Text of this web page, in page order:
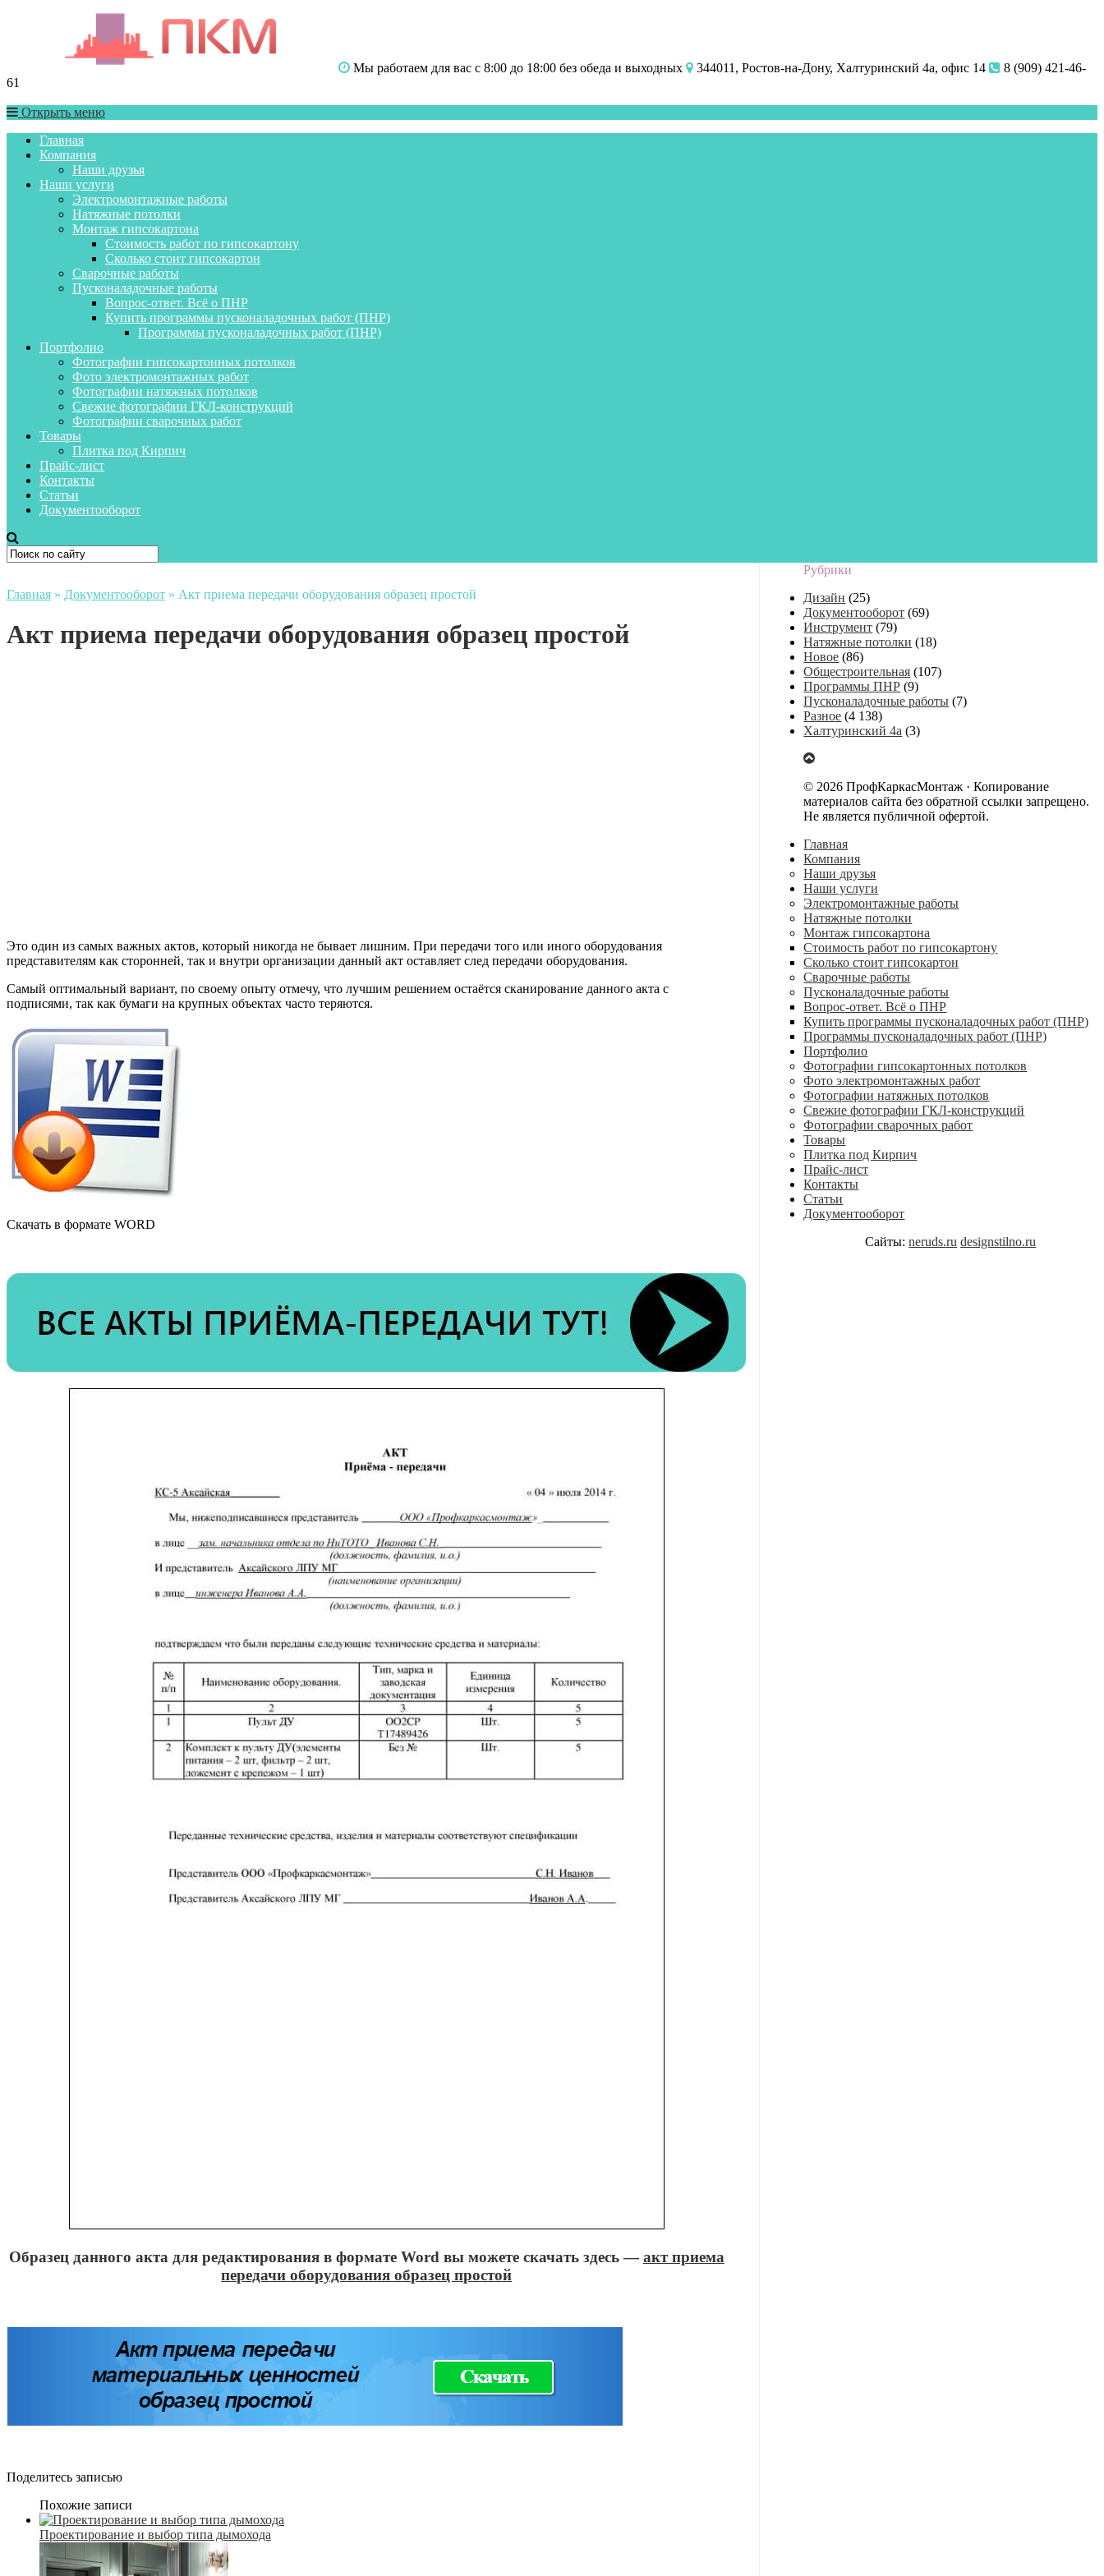
Мы работаем для вас с 8:00 до 18:00 без обеда и выходных 344011, Ростов-на-Дону, Халтуринский 4а, офис 14
8 (909) 421-46-
61
Открыть меню
Главная
Компания
Наши друзья
Наши услуги
Электромонтажные работы
Натяжные потолки
Монтаж гипсокартона
Стоимость работ по гипсокартону
Сколько стоит гипсокартон
Сварочные работы
Пусконаладочные работы
Вопрос-ответ. Всё о ПНР
Купить программы пусконаладочных работ (ПНР)
Программы пусконаладочных работ (ПНР)
Портфолио
Фотографии гипсокартонных потолков
Фото электромонтажных работ
Фотографии натяжных потолков
Свежие фотографии ГКЛ-конструкций
Фотографии сварочных работ
Товары
Плитка под Кирпич
Прайс-лист
Контакты
Статьи
Документооборот
Главная » Документооборот » Акт приема передачи оборудования образец простой
Акт приема передачи оборудования образец простой
Это один из самых важных актов, который никогда не бывает лишним. При передачи того или иного оборудования
представителям как сторонней, так и внутри организации данный акт оставляет след передачи оборудования.
Самый оптимальный вариант, по своему опыту отмечу, что лучшим решением остаётся сканирование данного акта с
подписями, так как бумаги на крупных объектах часто теряются.
Скачать в формате WORD
Образец данного акта для редактирования в формате Word вы можете скачать здесь —акт приема
передачи оборудования образец простой
Поделитесь записью
Похожие записи
Проектирование и выбор типа дымохода
Рубрики
Дизайн (25)
Документооборот (69)
Инструмент (79)
Натяжные потолки (18)
Новое (86)
Общестроительная (107)
Программы ПНР (9)
Пусконаладочные работы (7)
Разное (4 138)
Халтуринский 4а (3)
© 2026 ПрофКаркасМонтаж · Копирование
материалов сайта без обратной ссылки запрещено.
Не является публичной офертой.
Главная
Компания
Наши друзья
Наши услуги
Электромонтажные работы
Натяжные потолки
Монтаж гипсокартона
Стоимость работ по гипсокартону
Сколько стоит гипсокартон
Сварочные работы
Пусконаладочные работы
Вопрос-ответ. Всё о ПНР
Купить программы пусконаладочных работ (ПНР)
Программы пусконаладочных работ (ПНР)
Портфолио
Фотографии гипсокартонных потолков
Фото электромонтажных работ
Фотографии натяжных потолков
Свежие фотографии ГКЛ-конструкций
Фотографии сварочных работ
Товары
Плитка под Кирпич
Прайс-лист
Контакты
Статьи
Документооборот
Сайты:neruds.ru designstilno.ru